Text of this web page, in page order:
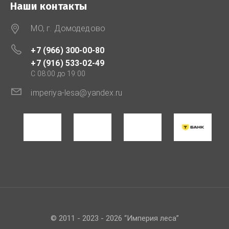
Наши контакты
МО, г. Домодедово
+7 (966) 300-00-80
+7 (916) 533-02-49
C 08:00 до 19:00
imperiya-lesa@yandex.ru
© 2011 - 2023 - 2026 “Империя леса”